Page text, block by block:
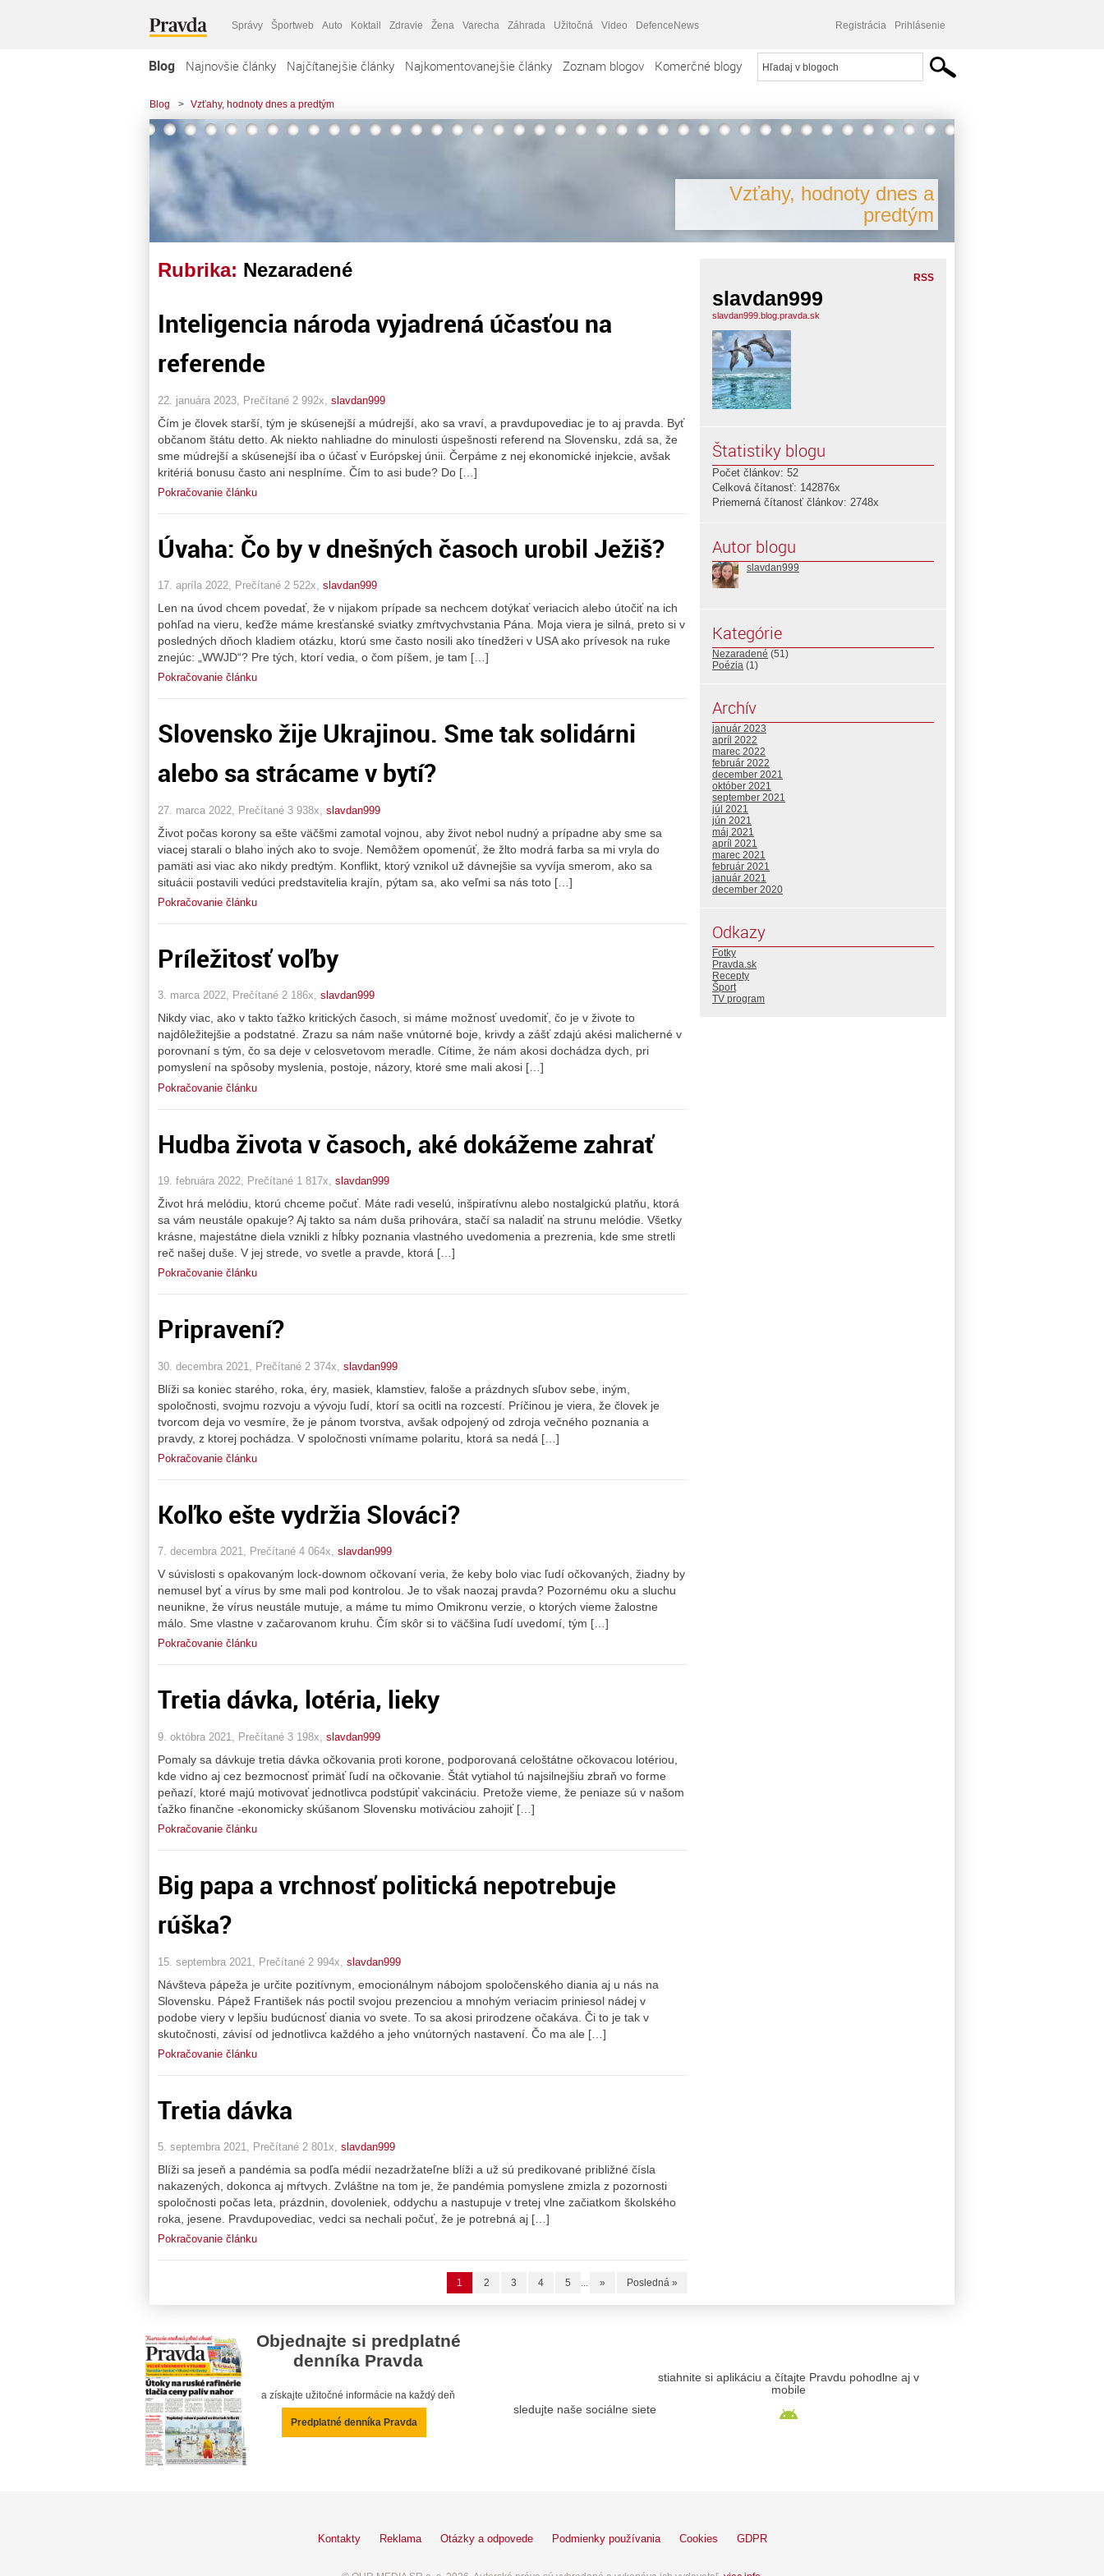
Správy Športweb Auto Koktail Zdravie Žena Varecha Záhrada Užitočná Video DefenceNews Registrácia Prihlásenie
Blog Najnovšie články Najčítanejšie články Najkomentovanejšie články Zoznam blogov Komerčné blogy
Blog > Vzťahy, hodnoty dnes a predtým
Vzťahy, hodnoty dnes a
predtým
Rubrika: Nezaradené
Inteligencia národa vyjadrená účasťou na
referende
22. januára 2023, Prečítané 2 992x, slavdan999
Čím je človek starší, tým je skúsenejší a múdrejší, ako sa vraví, a pravdupovediac je to aj pravda. Byť
občanom štátu detto. Ak niekto nahliadne do minulosti úspešnosti referend na Slovensku, zdá sa, že
sme múdrejší a skúsenejší iba o účasť v Európskej únii. Čerpáme z nej ekonomické injekcie, avšak
kritériá bonusu často ani nesplníme. Čím to asi bude? Do […]
Pokračovanie článku
Úvaha: Čo by v dnešných časoch urobil Ježiš?
17. apríla 2022, Prečítané 2 522x, slavdan999
Len na úvod chcem povedať, že v nijakom prípade sa nechcem dotýkať veriacich alebo útočiť na ich
pohľad na vieru, keďže máme kresťanské sviatky zmŕtvychvstania Pána. Moja viera je silná, preto si v
posledných dňoch kladiem otázku, ktorú sme často nosili ako tínedžeri v USA ako prívesok na ruke
znejúc: „WWJD“? Pre tých, ktorí vedia, o čom píšem, je tam […]
Pokračovanie článku
Slovensko žije Ukrajinou. Sme tak solidárni
alebo sa strácame v bytí?
27. marca 2022, Prečítané 3 938x, slavdan999
Život počas korony sa ešte väčšmi zamotal vojnou, aby život nebol nudný a prípadne aby sme sa
viacej starali o blaho iných ako to svoje. Nemôžem opomenúť, že žlto modrá farba sa mi vryla do
pamäti asi viac ako nikdy predtým. Konflikt, ktorý vznikol už dávnejšie sa vyvíja smerom, ako sa
situácii postavili vedúci predstavitelia krajín, pýtam sa, ako veľmi sa nás toto […]
Pokračovanie článku
Príležitosť voľby
3. marca 2022, Prečítané 2 186x, slavdan999
Nikdy viac, ako v takto ťažko kritických časoch, si máme možnosť uvedomiť, čo je v živote to
najdôležitejšie a podstatné. Zrazu sa nám naše vnútorné boje, krivdy a zášť zdajú akési malicherné v
porovnaní s tým, čo sa deje v celosvetovom meradle. Cítime, že nám akosi dochádza dych, pri
pomyslení na spôsoby myslenia, postoje, názory, ktoré sme mali akosi […]
Pokračovanie článku
Hudba života v časoch, aké dokážeme zahrať
19. februára 2022, Prečítané 1 817x, slavdan999
Život hrá melódiu, ktorú chceme počuť. Máte radi veselú, inšpiratívnu alebo nostalgickú platňu, ktorá
sa vám neustále opakuje? Aj takto sa nám duša prihovára, stačí sa naladiť na strunu melódie. Všetky
krásne, majestátne diela vznikli z hĺbky poznania vlastného uvedomenia a prezrenia, kde sme stretli
reč našej duše. V jej strede, vo svetle a pravde, ktorá […]
Pokračovanie článku
Pripravení?
30. decembra 2021, Prečítané 2 374x, slavdan999
Blíži sa koniec starého, roka, éry, masiek, klamstiev, faloše a prázdnych sľubov sebe, iným,
spoločnosti, svojmu rozvoju a vývoju ľudí, ktorí sa ocitli na rozcestí. Príčinou je viera, že človek je
tvorcom deja vo vesmíre, že je pánom tvorstva, avšak odpojený od zdroja večného poznania a
pravdy, z ktorej pochádza. V spoločnosti vnímame polaritu, ktorá sa nedá […]
Pokračovanie článku
Koľko ešte vydržia Slováci?
7. decembra 2021, Prečítané 4 064x, slavdan999
V súvislosti s opakovaným lock-downom očkovaní veria, že keby bolo viac ľudí očkovaných, žiadny by
nemusel byť a vírus by sme mali pod kontrolou. Je to však naozaj pravda? Pozornému oku a sluchu
neunikne, že vírus neustále mutuje, a máme tu mimo Omikronu verzie, o ktorých vieme žalostne
málo. Sme vlastne v začarovanom kruhu. Čím skôr si to väčšina ľudí uvedomí, tým […]
Pokračovanie článku
Tretia dávka, lotéria, lieky
9. októbra 2021, Prečítané 3 198x, slavdan999
Pomaly sa dávkuje tretia dávka očkovania proti korone, podporovaná celoštátne očkovacou lotériou,
kde vidno aj cez bezmocnosť primäť ľudí na očkovanie. Štát vytiahol tú najsilnejšiu zbraň vo forme
peňazí, ktoré majú motivovať jednotlivca podstúpiť vakcináciu. Pretože vieme, že peniaze sú v našom
ťažko finančne -ekonomicky skúšanom Slovensku motiváciou zahojiť […]
Pokračovanie článku
Big papa a vrchnosť politická nepotrebuje
rúška?
15. septembra 2021, Prečítané 2 994x, slavdan999
Návšteva pápeža je určite pozitívnym, emocionálnym nábojom spoločenského diania aj u nás na
Slovensku. Pápež František nás poctil svojou prezenciou a mnohým veriacim priniesol nádej v
podobe viery v lepšiu budúcnosť diania vo svete. To sa akosi prirodzene očakáva. Či to je tak v
skutočnosti, závisí od jednotlivca každého a jeho vnútorných nastavení. Čo ma ale […]
Pokračovanie článku
Tretia dávka
5. septembra 2021, Prečítané 2 801x, slavdan999
Blíži sa jeseň a pandémia sa podľa médií nezadržateľne blíži a už sú predikované približné čísla
nakazených, dokonca aj mŕtvych. Zvláštne na tom je, že pandémia pomyslene zmizla z pozornosti
spoločnosti počas leta, prázdnin, dovoleniek, oddychu a nastupuje v tretej vlne začiatkom školského
roka, jesene. Pravdupovediac, vedci sa nechali počuť, že je potrebná aj […]
Pokračovanie článku
1 2 3 4 5 ... » Posledná »
RSS
slavdan999
slavdan999.blog.pravda.sk
Štatistiky blogu
Počet článkov: 52
Celková čítanosť: 142876x
Priemerná čítanosť článkov: 2748x
Autor blogu
slavdan999
Kategórie
Nezaradené (51)
Poézia (1)
Archív
január 2023
apríl 2022
marec 2022
február 2022
december 2021
október 2021
september 2021
júl 2021
jún 2021
máj 2021
apríl 2021
marec 2021
február 2021
január 2021
december 2020
Odkazy
Fotky
Pravda.sk
Recepty
Šport
TV program
Objednajte si predplatné
denníka Pravda
a získajte užitočné informácie na každý deň
Predplatné denníka Pravda
sledujte naše sociálne siete
stiahnite si aplikáciu a čítajte Pravdu pohodlne aj v
mobile
Kontakty Reklama Otázky a odpovede Podmienky používania Cookies GDPR